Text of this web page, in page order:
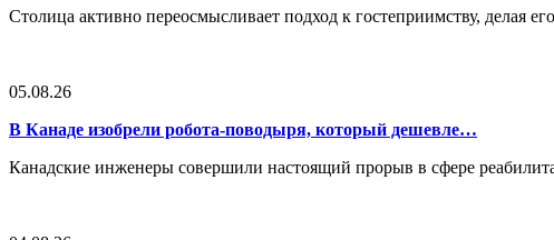
Столица активно переосмысливает подход к гостеприимству,
05.08.26
В Канаде изобрели робота-поводыря, который дешевле…
Канадские инженеры совершили настоящий прорыв в сфере